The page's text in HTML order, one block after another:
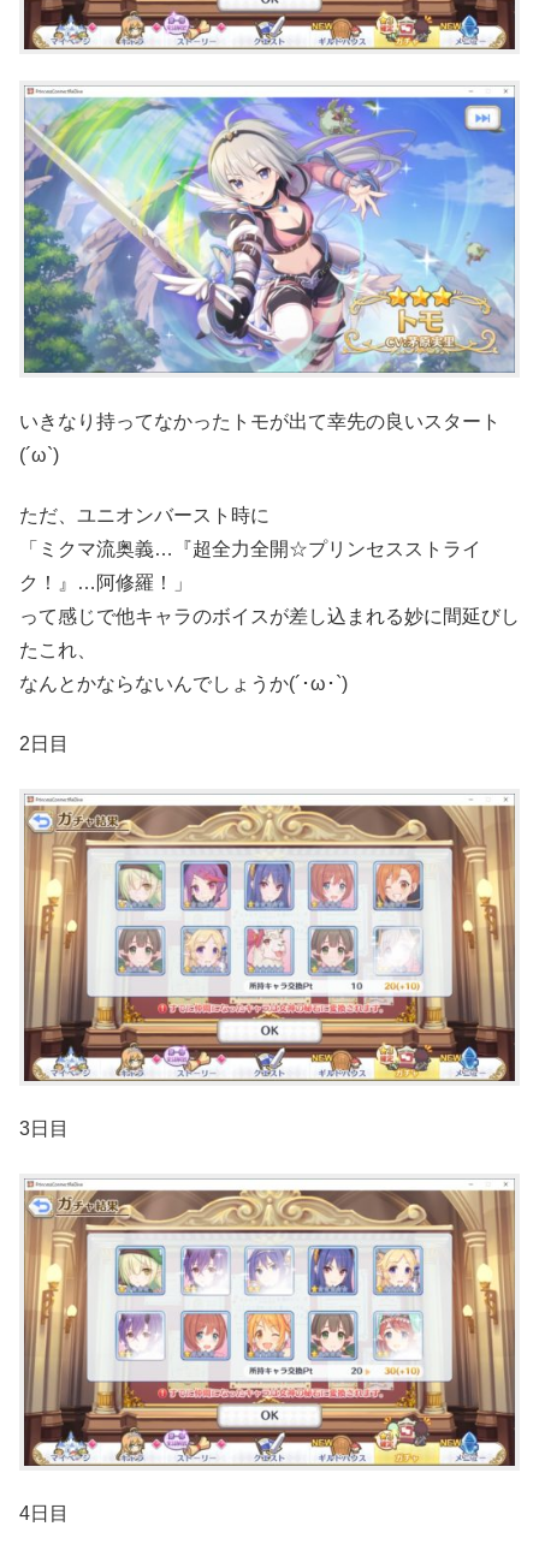
いきなり持ってなかったトモが出て幸先の良いスタート
(´ω`)
ただ、ユニオンバースト時に
「ミクマ流奥義…『超全力全開☆プリンセスストライ
ク！』…阿修羅！」
って感じで他キャラのボイスが差し込まれる妙に間延びし
たこれ、
なんとかならないんでしょうか(´･ω･`)
2日目
3日目
4日目